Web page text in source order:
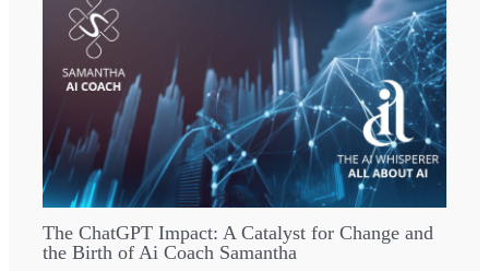
The ChatGPT Impact: A Catalyst for Change and
the Birth of Ai Coach Samantha